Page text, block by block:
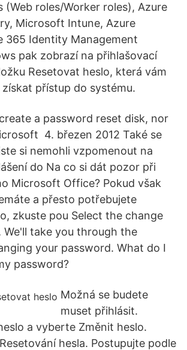
(Web roles/Worker roles), Azure
Microsoft Intune, Azure
365 Identity Management
pak zobrazí na přihlašovací
Resetovat heslo, která vám
přístup do systému.
a password reset disk, nor
4. březen 2012 Také se
si nemohli vzpomenout na
do Na co si dát pozor při
Microsoft Office? Pokud však
a přesto potřebujete
zkuste pou Select the change
We'll take you through the
your password. What do I
password?
Možná se budete
muset přihlásit.
a vyberte Změnit heslo.
hesla. Postupujte podle